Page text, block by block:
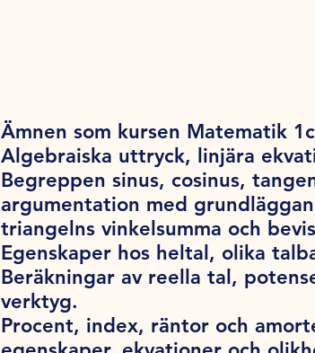
Ämnen som kursen Matematik
Algebraiska uttryck, linjära
Begreppen sinus, cosinus,
argumentation med
triangelns vinkelsumma och
Egenskaper hos heltal, olika
Beräkningar av reella tal,
verktyg.
Procent, index, räntor och